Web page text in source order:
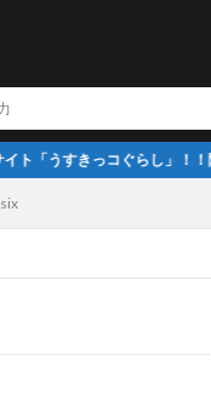
うすきっコぐらし」！！随